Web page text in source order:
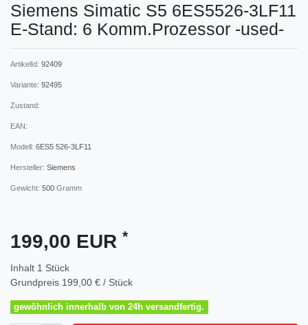
Siemens Simatic S5 6ES5526-3LF11
E-Stand: 6 Komm.Prozessor -used-
ArtikelId: 92409
Variante: 92495
Zustand:
EAN:
Modell: 6ES5 526-3LF11
Hersteller: Siemens
Gewicht: 500 Gramm
199,00 EUR *
Inhalt 1 Stück
Grundpreis 199,00 € / Stück
gewöhnlich innerhalb von 24h versandfertig.